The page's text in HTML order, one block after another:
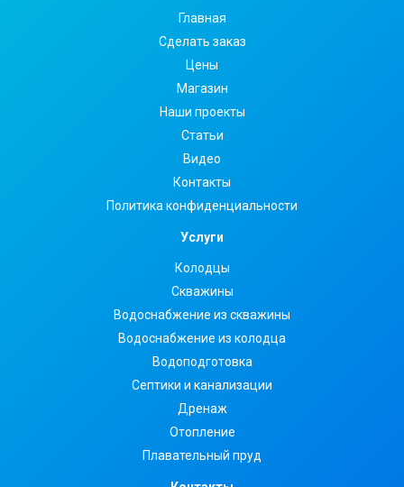
Главная
Сделать заказ
Цены
Магазин
Наши проекты
Статьи
Видео
Контакты
Политика конфиденциальности
Услуги
Колодцы
Скважины
Водоснабжение из скважины
Водоснабжение из колодца
Водоподготовка
Септики и канализации
Дренаж
Отопление
Плавательный пруд